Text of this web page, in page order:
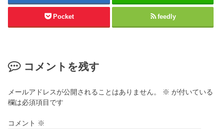
Pocket feedly
コメントを残す
メールアドレスが公開されることはありません。 ※ が付いている
欄は必須項目です
コメント ※